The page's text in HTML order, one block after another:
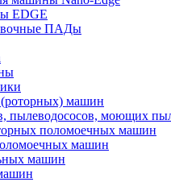
EDGE
ПАДы
машин
пылеводососов, моющих
поломоечных машин
машин
машин